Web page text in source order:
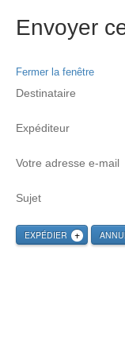
Envoyer
Fermer la fenêtre
Destinataire
Expéditeur
Votre adresse e-mail
Sujet
EXPÉDIER